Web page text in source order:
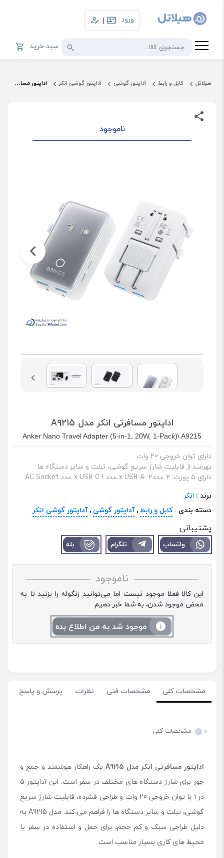
ورود |
سبد خرید
هیلاتل کابل و رابط آداپتور گوشی آداپتور گوشی انکر اداپتور مسافرتی انکر مدل A9215
ناموجود
اداپتور مسافرتی انکر مدل A9215
Anker Nano Travel Adapter (5-in-1, 20W, 1-Pack)\ A9215
دارای توان خروجی 20 وات
بهرمند از قابلیت شارژ سریع گوشی، تبلت و سایر دستگاه ها
دارای ۵ پورت: 2 عددx USB-A 2 عدد x USB-C 1 عدد AC Socket
برند : انکر
دسته بندی :کابل و رابط ,آداپتور گوشی ,آداپتور گوشی انکر
پشتیبانی
واتساپ تلگرام بله
ناموجود
این کالا فعلا موجود نیست اما می‌توانید زنگوله را بزنید تا به
محض موجود شدن، به شما خبر دهیم
موجود شد به من اطلاع بده
مشخصات کلی مشخصات فنی نظرات پرسش و پاسخ
مشخصات کلی
اداپتور مسافرتی انکر مدل A9215 یک راهکار هوشمند و جمع و
جور برای شارژ دستگاه های مختلف در سفر است. این آداپتور 5
در 1 با توان خروجی 20 وات و طراحی فشرده، قابلیت شارژ سریع
گوشی، تبلت و سایر دستگاه ها را فراهم می کند. مدل A9215 به
دلیل طراحی سبک و کم حجم، برای حمل و استفاده در سفر یا
محیط‌ های کاری بسیار مناسب است.